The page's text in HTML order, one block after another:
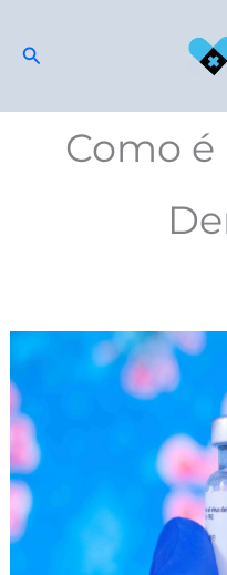
para
conteúdo
Pesquisar
Como é
Vacina
Quem
Tomar,